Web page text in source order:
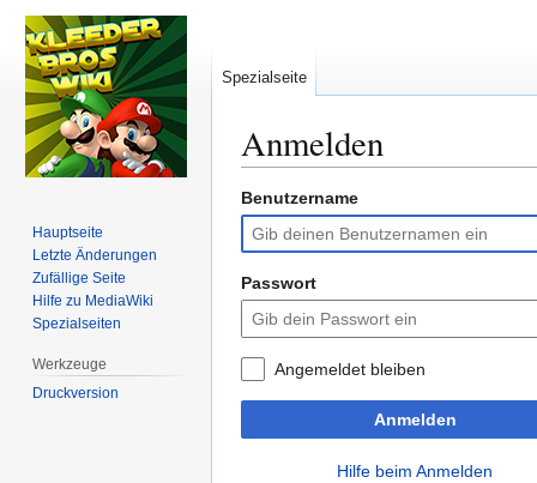
Anmelden
Zur
Navigation
springen
Zur
Suche
springen
Benutzername
Passwort
Angemeldet bleiben
Anmelden
Hilfe beim Anmelden
Spezialseite
Hauptseite
Letzte Änderungen
Zufällige Seite
Hilfe zu MediaWiki
Spezialseiten
Werkzeuge
Druckversion